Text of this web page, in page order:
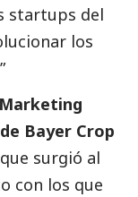
startups del
los
Bayer Crop
surgió al
con los que